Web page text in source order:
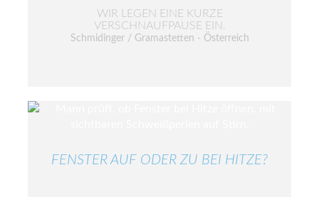
WIR LEGEN EINE KURZE
VERSCHNAUFPAUSE EIN.
Schmidinger / Gramastetten - Österreich
FENSTER AUF ODER ZU BEI HITZE?